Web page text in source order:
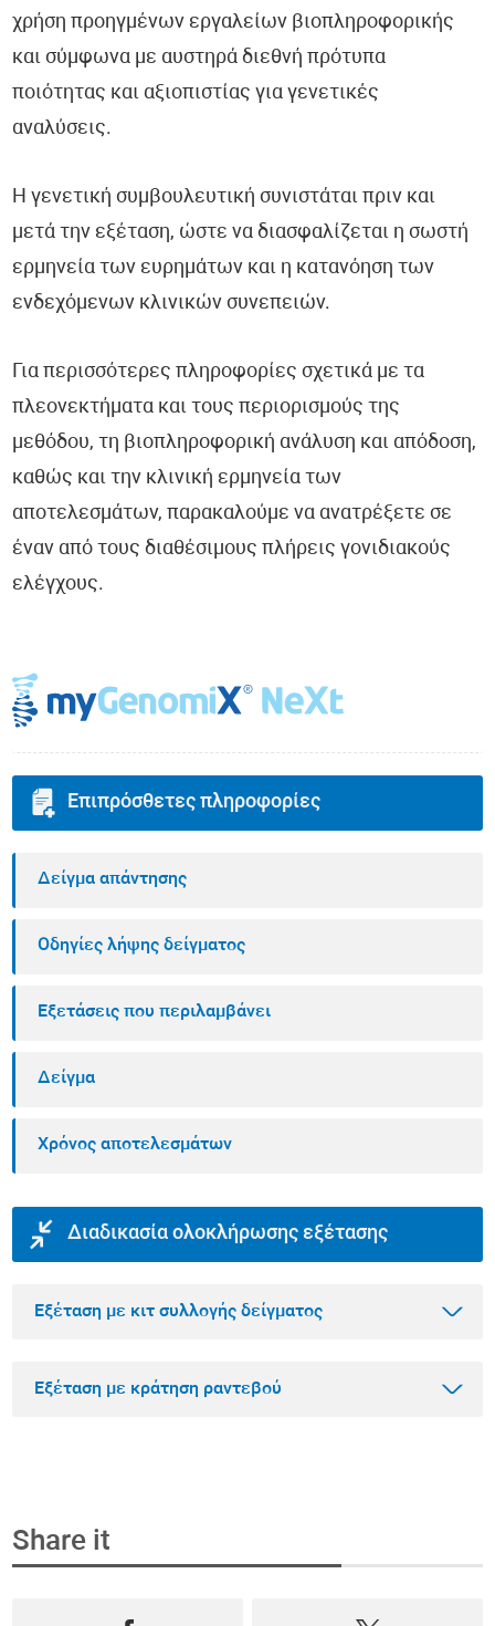
χρήση προηγμένων εργαλείων βιοπληροφορικής
και σύμφωνα με αυστηρά διεθνή πρότυπα
ποιότητας και αξιοπιστίας για γενετικές
αναλύσεις.
Η γενετική συμβουλευτική συνιστάται πριν και
μετά την εξέταση, ώστε να διασφαλίζεται η σωστή
ερμηνεία των ευρημάτων και η κατανόηση των
ενδεχόμενων κλινικών συνεπειών.
Για περισσότερες πληροφορίες σχετικά με τα
πλεονεκτήματα και τους περιορισμούς της
μεθόδου, τη βιοπληροφορική ανάλυση και απόδοση,
καθώς και την κλινική ερμηνεία των
αποτελεσμάτων, παρακαλούμε να ανατρέξετε σε
έναν από τους διαθέσιμους πλήρεις γονιδιακούς
ελέγχους.
Επιπρόσθετες πληροφορίες
Δείγμα απάντησης
Οδηγίες λήψης δείγματος
Εξετάσεις που περιλαμβάνει
Δείγμα
Χρόνος αποτελεσμάτων
Διαδικασία ολοκλήρωσης εξέτασης
Εξέταση με κιτ συλλογής δείγματος
Επιλέξτε την εξέταση που θέλετε να κάνετε
Εξέταση με κράτηση ραντεβού
Βήμα 1
Share it